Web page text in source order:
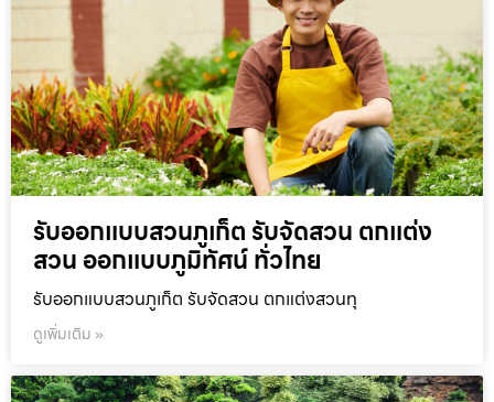
รับออกแบบสวนภูเก็ต รับจัดสวน ตกแต่ง
สวน ออกแบบภูมิทัศน์ ทั่วไทย
รับออกแบบสวนภูเก็ต รับจัดสวน ตกแต่งสวนทุ
ดูเพิ่มเติม »